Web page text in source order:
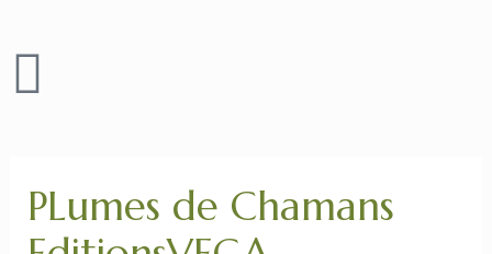
contenu
PLumes de Chamans